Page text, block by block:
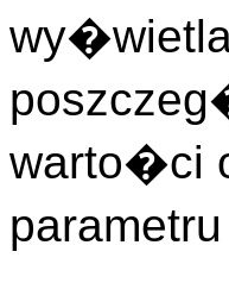
warto�ci